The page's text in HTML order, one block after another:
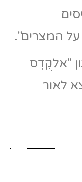
המצרים".
"אלקֻדְס
לאור